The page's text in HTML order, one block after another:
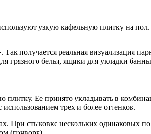
узкую кафельную плитку на
получается реальная визуализация
грязного белья, ящики для укладки
плитку. Ее принято укладывать в
трех и более оттенков.
При стыковке нескольких одинаковых